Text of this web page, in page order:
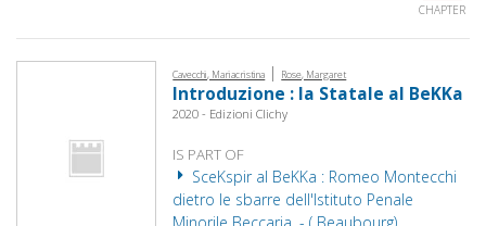
CHAPTER
Cavecchi, Mariacristina | Rose, Margaret
Introduzione : la Statale al BeKKa
2020 - Edizioni Clichy
IS PART OF
SceKspir al BeKKa : Romeo Montecchi
dietro le sbarre dell'Istituto Penale
Minorile Beccaria. - ( Beaubourg)